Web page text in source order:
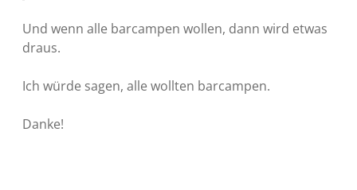
Und wenn alle barcampen wollen, dann wird etwas
draus.
Ich würde sagen, alle wollten barcampen.
Danke!